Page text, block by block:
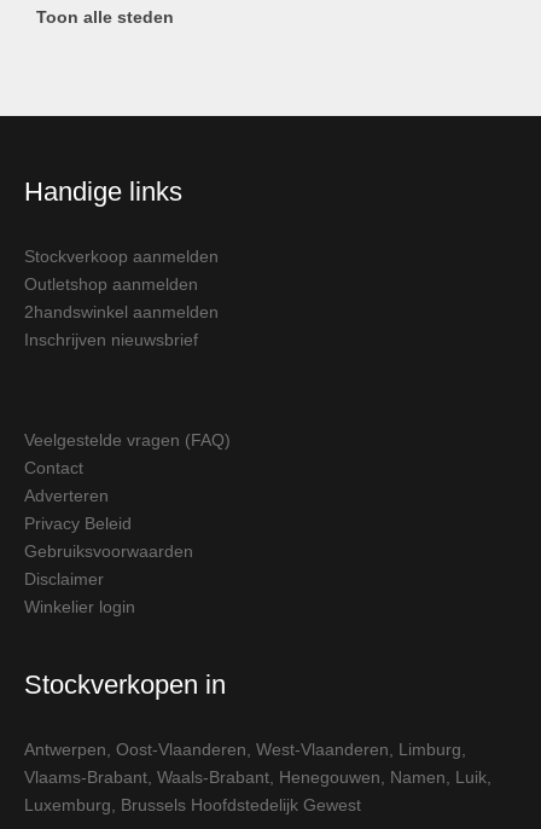
Toon alle steden
Handige links
Stockverkoop aanmelden
Outletshop aanmelden
2handswinkel aanmelden
Inschrijven nieuwsbrief
Veelgestelde vragen (FAQ)
Contact
Adverteren
Privacy Beleid
Gebruiksvoorwaarden
Disclaimer
Winkelier login
Stockverkopen in
Antwerpen Oost-Vlaanderen West-Vlaanderen Limburg
Vlaams-Brabant Waals-Brabant Henegouwen Namen Luik
Luxemburg
Brussels Hoofdstedelijk Gewest